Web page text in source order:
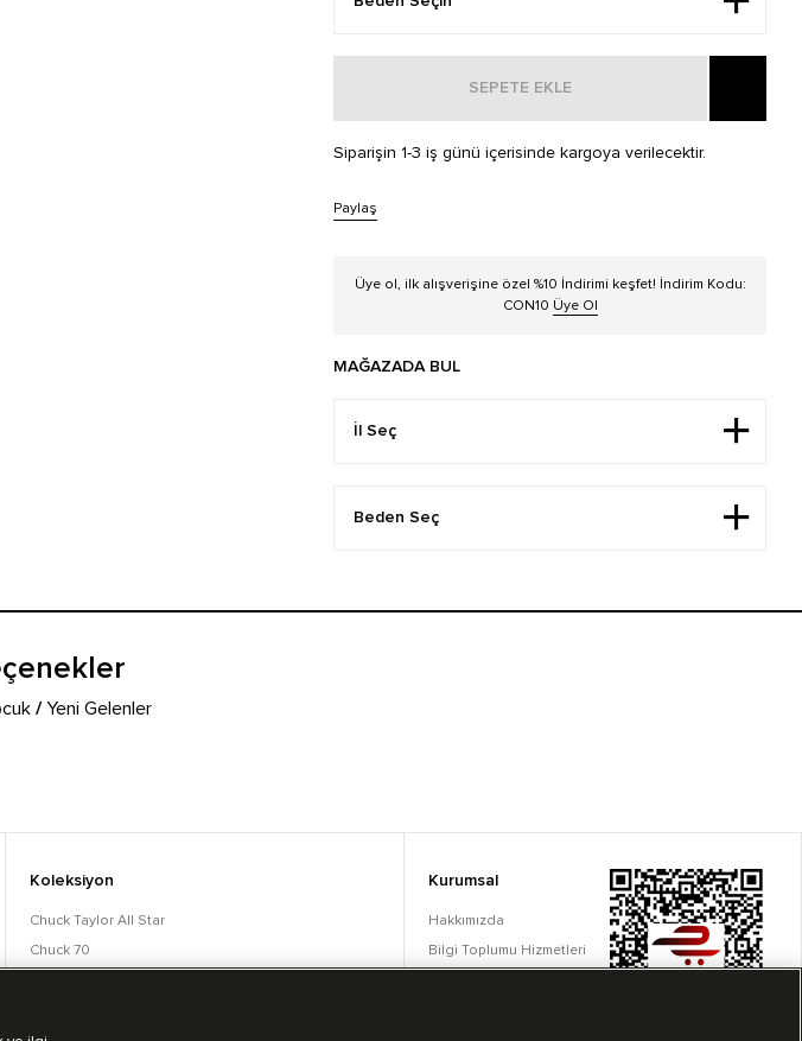
SEPETE EKLE
Siparişin 1-3 iş günü içerisinde kargoya verilecektir.
Paylaş
Üye ol, ilk alışverişine özel %10 İndirimi keşfet! İndirim Kodu:
CON10 Üye Ol
MAĞAZADA BUL
/Yeni Gelenler
Koleksiyon
Chuck Taylor All Star
Chuck 70
Kurumsal
Hakkımızda
Bilgi Toplumu Hizmetleri